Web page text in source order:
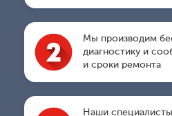
Мы производим
диагностику и
и сроки ремонта
Наши